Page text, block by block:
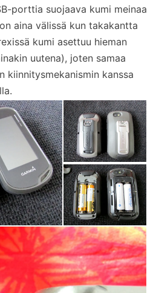
porttia suojaava kumi meinaa
aina välissä kun takakantta
kumi asettuu hieman
uutena), joten samaa
kiinnitysmekanismin kanssa